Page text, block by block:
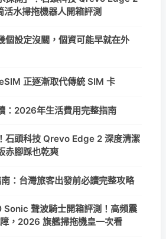
水掃拖機器人開箱評測
個設定沒關，個資可能早就在外
正逐漸取代傳統 SIM 卡
：2026年生活費用完整指南
石頭科技 Qrevo Edge 2 深度清潔
赤腳踩也乾爽
：台灣旅客出發前必讀完整攻略
聲波騎士開箱評測！高頻震
，2026 旗艦掃拖機皇一次看